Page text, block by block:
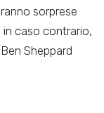
sorprese
caso contrario,
Sheppard